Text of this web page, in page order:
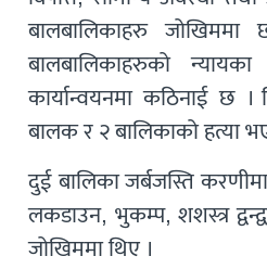
बालबालिकाहरु
बालबालिकाहरुको
कार्यान्वयनमा कठिनाई छ ।
बालक र २ बालिकाको हत्या
दुई बालिका जर्बजस्ति
लकडाउन, भुकम्प, शशस्त्र
जोखिममा थिए ।